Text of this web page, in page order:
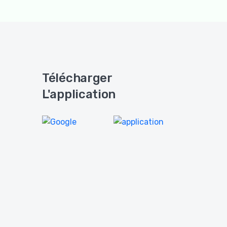
Télécharger
L'application